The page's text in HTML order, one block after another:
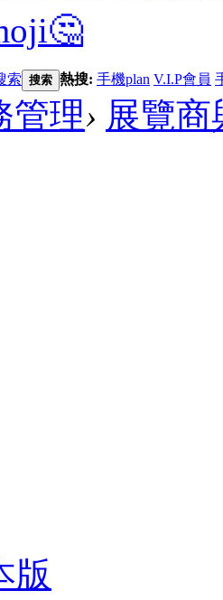
索 搜索 熱搜: 手機plan V.I.P會員
管理› 展覽
版